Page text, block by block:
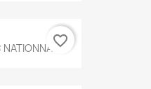
NATIONNAL...
favorite_border